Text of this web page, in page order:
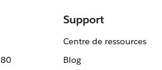
Support
Centre de ressources
Blog